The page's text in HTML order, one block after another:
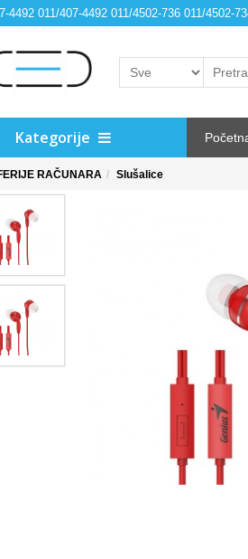
4492 011/407-4492 011/4502-736 011/4502-
Kategorije
RAČUNARA Slušalice